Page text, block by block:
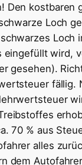
Den kostbaren
Loch
Loch
eingefüllt wird,
gesehen).
fällig.
70 % aus
alles
dem